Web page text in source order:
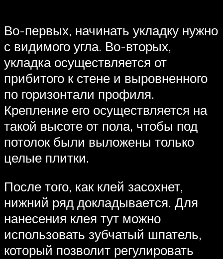
Во-первых, начинать укладку нужно
с видимого угла. Во-вторых,
укладка осуществляется от
прибитого к стене и выровненного
по горизонтали профиля.
Крепление его осуществляется на
такой высоте от пола, чтобы под
потолок были выложены только
целые плитки.
После того, как клей засохнет,
нижний ряд докладывается. Для
нанесения клея тут можно
использовать зубчатый шпатель,
который позволит регулировать